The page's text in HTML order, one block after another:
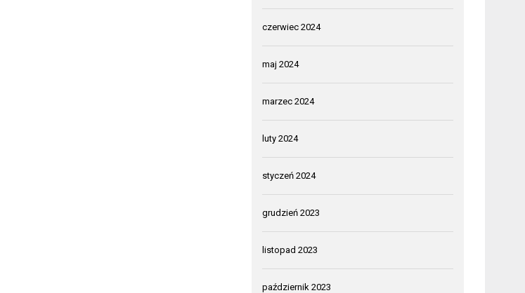
czerwiec 2024
maj 2024
marzec 2024
luty 2024
styczeń 2024
grudzień 2023
listopad 2023
październik 2023